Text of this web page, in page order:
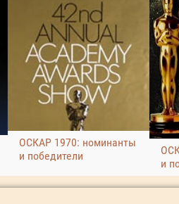
ОСКАР 1970: номинанты
и победители
и